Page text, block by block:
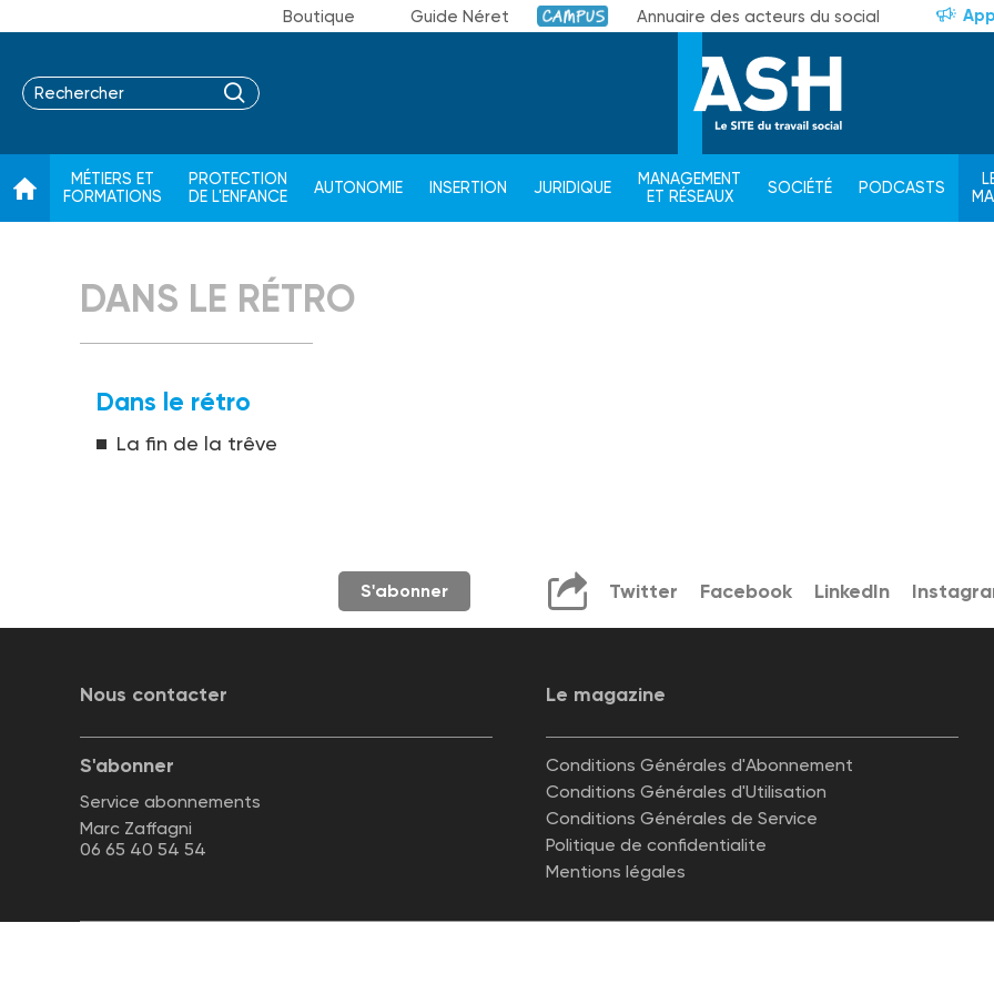
Boutique Guide Néret Campus Annuaire des acteurs du social
MÉTIERS ET
FORMATIONS
PROTECTION
DE L'ENFANCE
AUTONOMIE INSERTION JURIDIQUE
MANAGEMENT
ET RÉSEAUX
SOCIÉTÉ PODCASTS
DANS LE RÉTRO
Dans le rétro
La fin de la trêve
S'abonner Twitter Facebook LinkedIn
Nous contacter Le magazine
S'abonner
Service abonnements
Marc Zaffagni
06 65 40 54 54
Conditions Générales d'Abonnement
Conditions Générales d'Utilisation
Conditions Générales de Service
Politique de confidentialite
Mentions légales